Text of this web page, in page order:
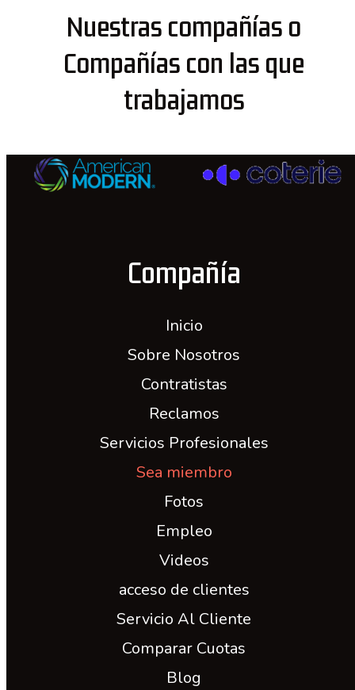
Nuestras compañías o
Compañías con las que
trabajamos
Compañía
Inicio
Sobre Nosotros
Contratistas
Reclamos
Servicios Profesionales
Sea miembro
Fotos
Empleo
Videos
acceso de clientes
Servicio Al Cliente
Comparar Cuotas
Blog